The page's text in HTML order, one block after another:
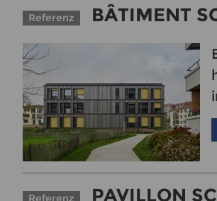
Referenz BÂTIMENT
Referenz PAVILLON